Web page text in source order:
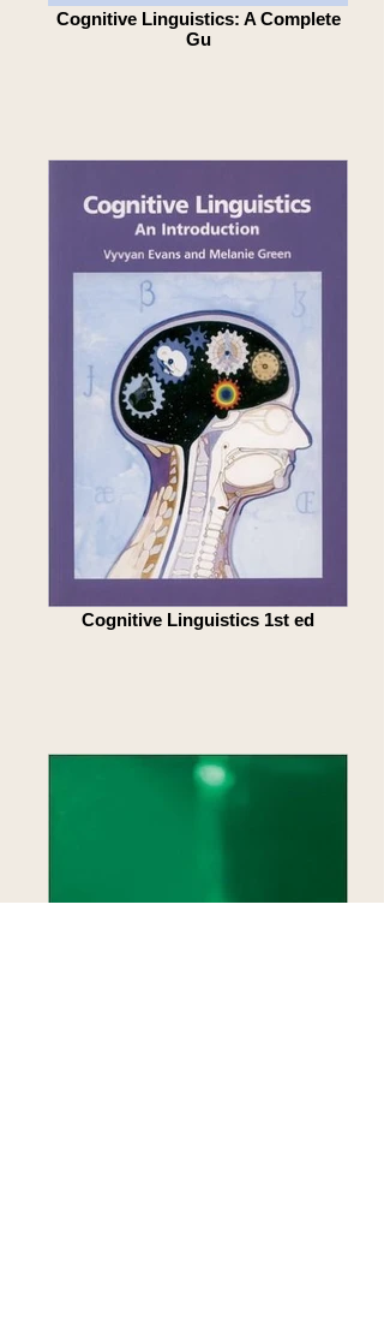
Cognitive Linguistics: A Complete
Gu
Cognitive Linguistics 1st ed